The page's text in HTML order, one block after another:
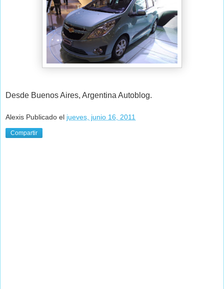
Desde Buenos Aires, Argentina Autoblog.
Alexis Publicado el jueves, junio 16, 2011
Compartir